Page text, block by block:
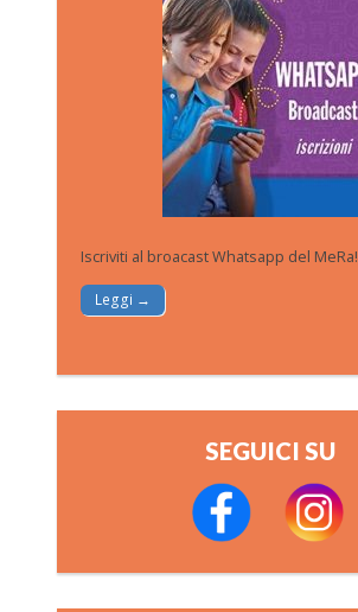
Iscriviti al broacast Whatsapp del MeRa!
Leggi →
SEGUICI SU